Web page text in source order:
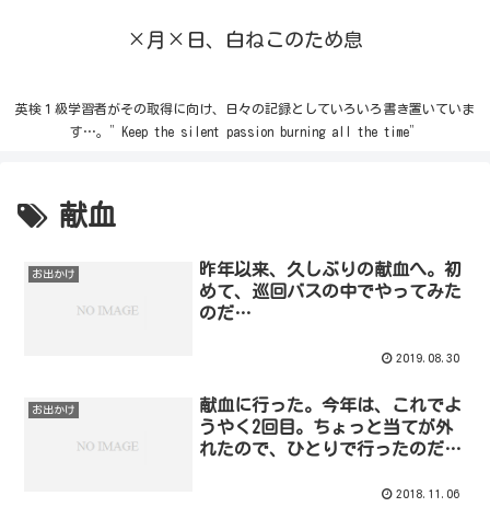
×月×日、白ねこのため息
英検１級学習者がその取得に向け、日々の記録としていろいろ書き置いていま
す…。”Keep the silent passion burning all the time”
献血
お出かけ
昨年以来、久しぶりの献血へ。初
めて、巡回バスの中でやってみた
のだ…
2019.08.30
お出かけ
献血に行った。今年は、これでよ
うやく2回目。ちょっと当てが外
れたので、ひとりで行ったのだ…
2018.11.06